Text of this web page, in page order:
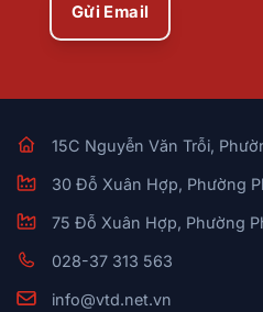
Gửi Email
15C Nguyễn Văn Trỗi,
30 Đỗ Xuân Hợp, Phường
75 Đỗ Xuân Hợp, Phường
028-37 313 563
info@vtd.net.vn